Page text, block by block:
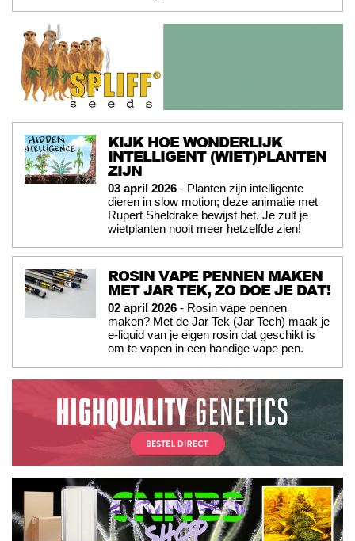
KIJK HOE WONDERLIJK
INTELLIGENT (WIET)PLANTEN
ZIJN
03 april 2026 - Planten zijn intelligente
dieren in slow motion; deze animatie met
Rupert Sheldrake bewijst het. Je zult je
wietplanten nooit meer hetzelfde zien!
ROSIN VAPE PENNEN MAKEN
MET JAR TEK, ZO DOE JE DAT!
02 april 2026 - Rosin vape pennen
maken? Met de Jar Tek (Jar Tech) maak je
e-liquid van je eigen rosin dat geschikt is
om te vapen in een handige vape pen.